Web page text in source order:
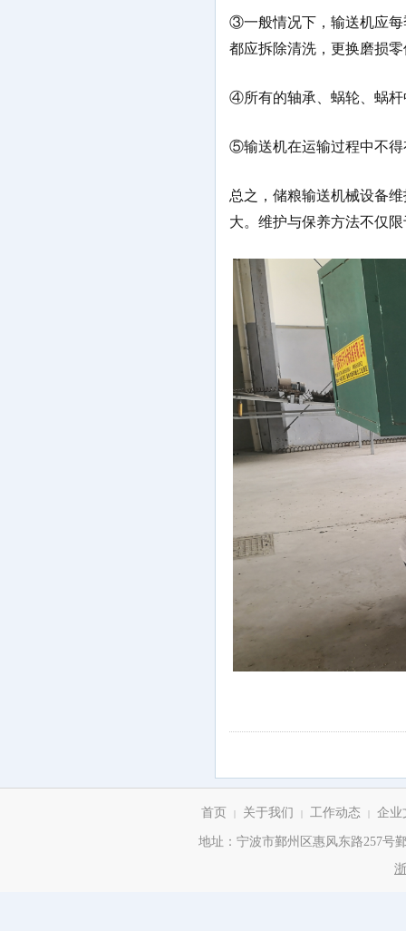
③一般情况下，输送机应每
都应拆除清洗，更换磨损
④所有的轴承、蜗轮、蜗
⑤输送机在运输过程中不得
总之，储粮输送机械设备
大。维护与保养方法不仅
首页 | 关于我们 | 工作动态 | 企业
地址：宁波市鄞州区惠风东路257号